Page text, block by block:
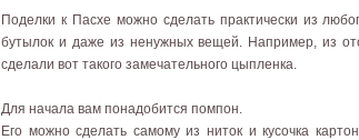
Поделки к Пасхе можно сделать практически из
бутылок и даже из ненужных вещей. Например, из
сделали вот такого замечательного цыпленка.
Для начала вам понадобится помпон.
Его можно сделать самому из ниток и кусочка